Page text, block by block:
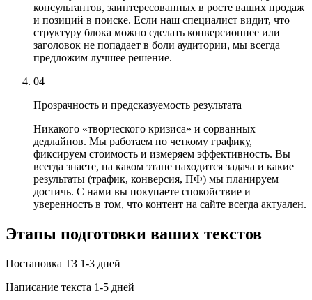
консультантов, заинтересованных в росте ваших продаж
и позиций в поиске. Если наш специалист видит, что
структуру блока можно сделать конверсионнее или
заголовок не попадает в боли аудитории, мы всегда
предложим лучшее решение.
04
Прозрачность и предсказуемость результата
Никакого «творческого кризиса» и сорванных
дедлайнов. Мы работаем по четкому графику,
фиксируем стоимость и измеряем эффективность. Вы
всегда знаете, на каком этапе находится задача и какие
результаты (трафик, конверсия, ПФ) мы планируем
достичь. С нами вы покупаете спокойствие и
уверенность в том, что контент на сайте всегда актуален.
Этапы подготовки ваших текстов
Постановка ТЗ 1-3 дней
Написание текста 1-5 дней